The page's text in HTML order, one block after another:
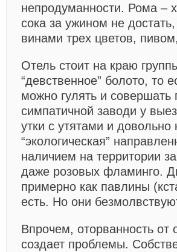
непродуманности. Рома –
сока за ужином не
винами трех цветов,
Отель стоит на краю
“девственное” болото, то
можно гулять и совершать
симпатичной заводи у
утки с утятами и
“экологическая”
наличием на территории
даже розовых фламинго.
примерно как павлины
есть. Но они
Впрочем, оторванность
создает проблемы.